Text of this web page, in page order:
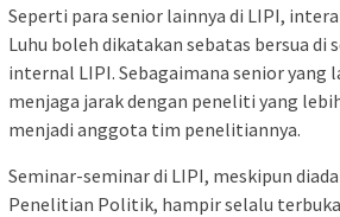
Seperti para senior lainnya di LIPI,
Luhu boleh dikatakan sebatas bersua di
internal LIPI. Sebagaimana senior yang
menjaga jarak dengan peneliti yang
menjadi anggota tim penelitiannya.
Seminar-seminar di LIPI, meskipun
Penelitian Politik, hampir selalu